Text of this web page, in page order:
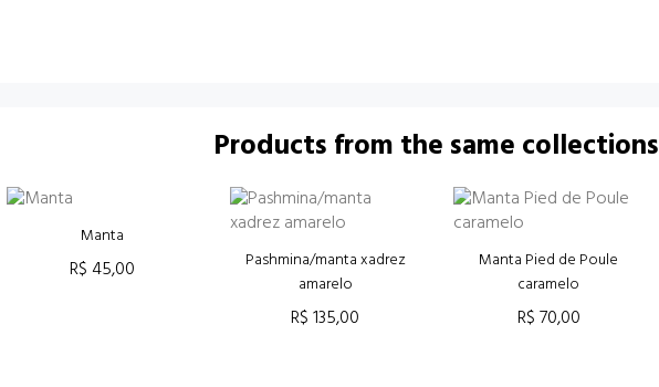
Products from the same collections
Manta
R$ 45,00
Pashmina/manta xadrez
amarelo
R$ 135,00
Manta Pied de Poule
caramelo
R$ 70,00